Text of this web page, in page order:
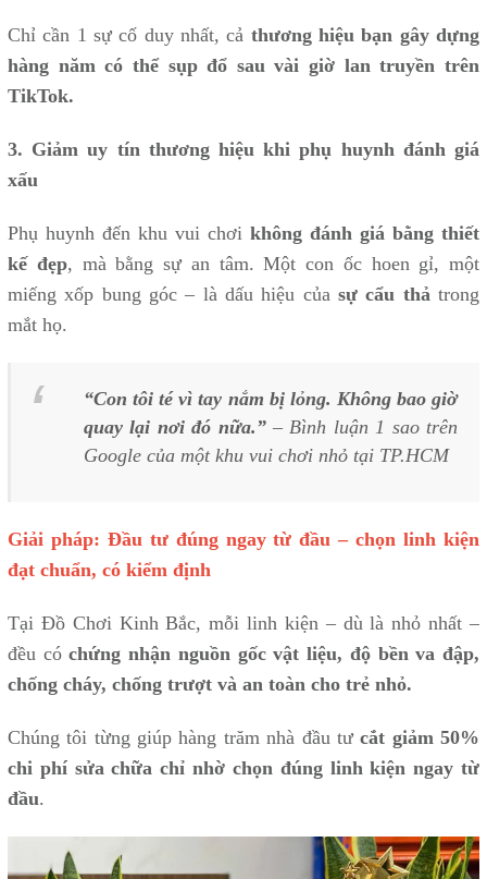
Chỉ cần 1 sự cố duy nhất, cả thương hiệu bạn gây dựng
hàng năm có thể sụp đổ sau vài giờ lan truyền trên
TikTok.
3. Giảm uy tín thương hiệu khi phụ huynh đánh giá
xấu
Phụ huynh đến khu vui chơi không đánh giá bằng thiết
kế đẹp, mà bằng sự an tâm. Một con ốc hoen gỉ, một
miếng xốp bung góc – là dấu hiệu của sự cẩu thảtrong
mắt họ.
“Con tôi té vì tay nắm bị lỏng. Không bao giờ
quay lại nơi đó nữa.”– Bình luận 1 sao trên
Google của một khu vui chơi nhỏ tại TP.HCM
Giải pháp: Đầu tư đúng ngay từ đầu – chọn linh kiện
đạt chuẩn, có kiểm định
Tại Đồ Chơi Kinh Bắc, mỗi linh kiện – dù là nhỏ nhất –
đều cóchứng nhận nguồn gốc vật liệu, độ bền va đập,
chống cháy, chống trượt và an toàn cho trẻ nhỏ.
Chúng tôi từng giúp hàng trăm nhà đầu tưcắt giảm 50%
chi phí sửa chữa chỉ nhờ chọn đúng linh kiện ngay từ
đầu.